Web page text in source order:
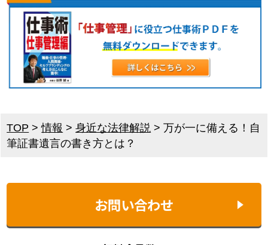
TOP >情報 >身近な法律解説 >万が一に備える！自
筆証書遺言の書き方とは？
お問い合わせ